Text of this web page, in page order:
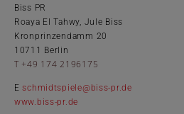
Biss PR
Roaya El Tahwy, Jule Biss
Kronprinzendamm 20
10711 Berlin
T +49 174 2196175
Eschmidtspiele@biss-pr.de
www.biss-pr.de